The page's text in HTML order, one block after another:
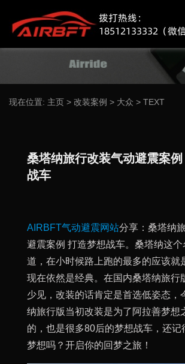
现在位置: 主页 > 改装案例 > 大众 > TEXT
桑塔纳旅行改装气动避震案
战车
AIRBFT气动避震网站分享：桑塔纳
避震案例 打造梦想战车。桑塔纳这
道，在小时候路上跑的最多的应该就
现在依然是经典。在国内桑塔纳旅行
少见，改装的话肯定是首选低姿态，
纳旅行版当初改装是为了阿拉善梦想
的，也是很多80后的梦想战车，还记
梦想吗？开启你的回梦之旅！